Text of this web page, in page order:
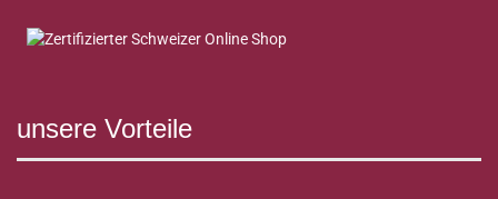
unsere Vorteile